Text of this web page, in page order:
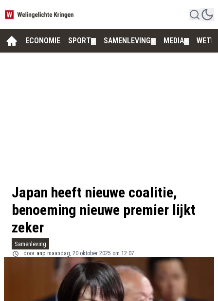
ECONOMIE SPORT SAMENLEVING MEDIA
Japan heeft nieuwe coalitie,
benoeming nieuwe premier lijkt
zeker
Samenleving
door anp maandag, 20 oktober 2025 om 12:07